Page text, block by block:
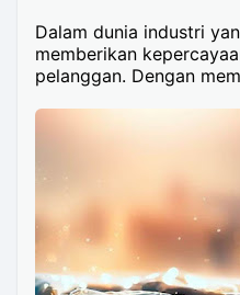
Dalam dunia industri
memberikan
pelanggan. Dengan